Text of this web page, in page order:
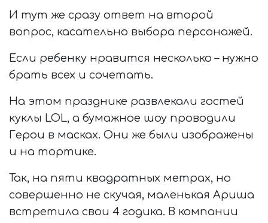
И тут же сразу ответ на второй
вопрос, касательно выбора персонажей.
Если ребенку нравится несколько – нужно
брать всех и сочетать.
На этом празднике развлекали гостей
куклы LOL, а бумажное шоу проводили
Герои в масках. Они же были изображены
и на тортике.
Так, на пяти квадратных метрах, но
совершенно не скучая, маленькая Ариша
встретила свои 4 годика. В компании